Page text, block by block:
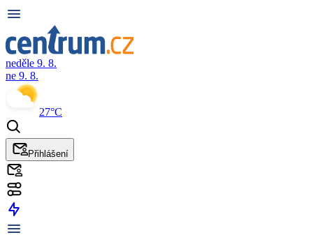
neděle 9. 8.
ne 9. 8.
27°C
Přihlášení